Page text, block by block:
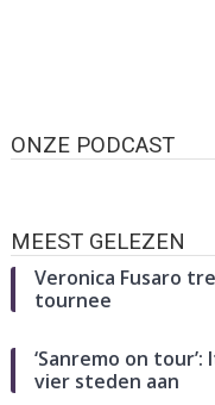
ONZE PODCAST
MEEST GELEZEN
Veronica Fusaro
tournee
‘Sanremo on
vier steden aan